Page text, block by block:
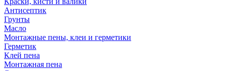
Антисептик
Грунты
Масло
Монтажные пены, клеи и герметики
Герметик
Клей пена
Монтажная пена